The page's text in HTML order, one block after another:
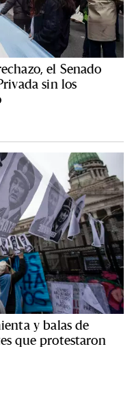
el Senado
sin los
y balas de
que protestaron